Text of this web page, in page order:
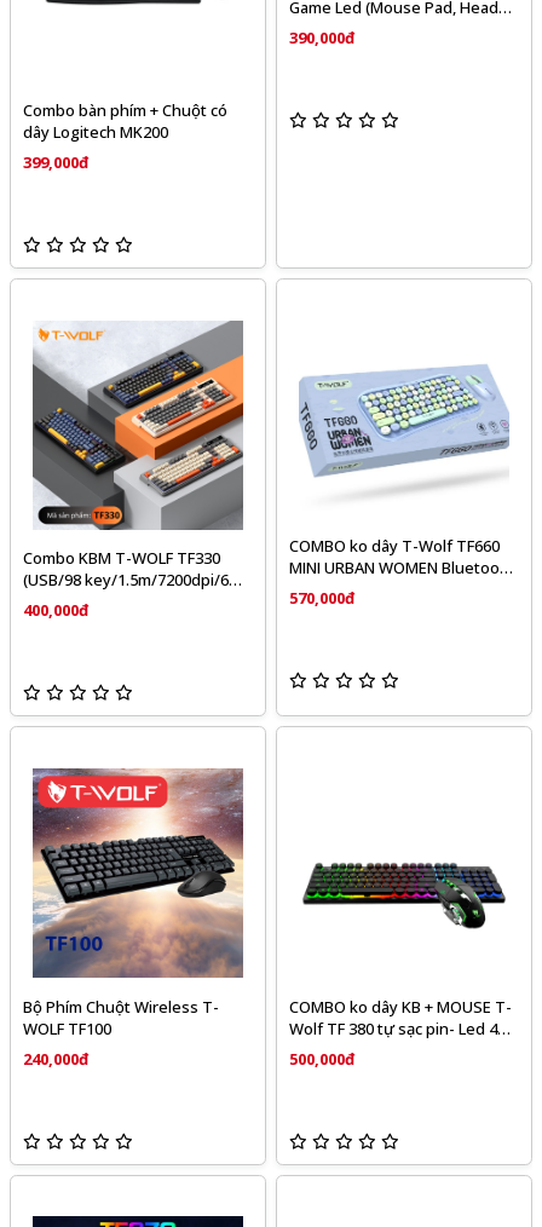
Combo bàn phím + Chuột có
dây Logitech MK200
399,000đ
Game Led (Mouse Pad, Head
Phone, Keyboard, Mouse)
390,000đ
Combo KBM T-WOLF TF330
(USB/98 key/1.5m/7200dpi/6
key/1.4m)
400,000đ
COMBO ko dây T-Wolf TF660
MINI URBAN WOMEN Bluetooth
+ wireless ( phím tròn, xanh,
đỏ, kem)
570,000đ
Bộ Phím Chuột Wireless T-
WOLF TF100
240,000đ
COMBO ko dây KB + MOUSE T-
Wolf TF 380 tự sạc pin- Led 4
màu (, phím tròn , màu đen )
chính hãng
500,000đ